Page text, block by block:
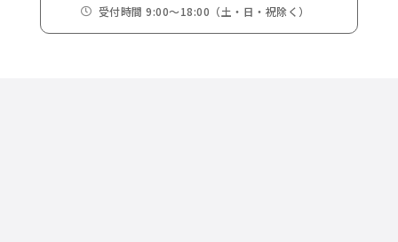
 受付時間 9:00～18:00（土・日・祝除く）